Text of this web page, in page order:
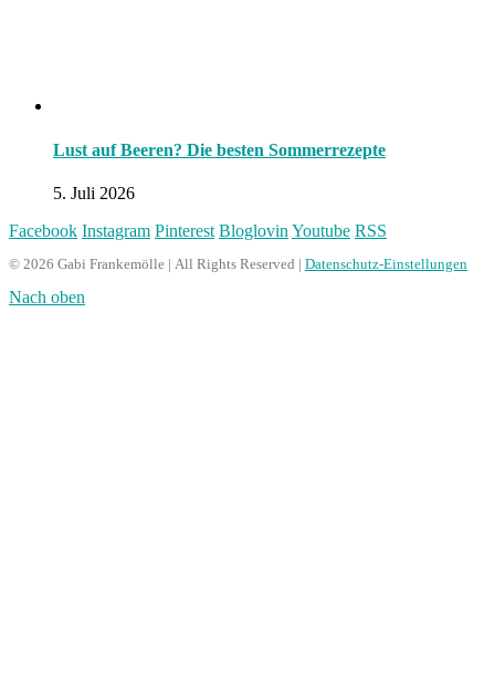
Lust auf Beeren? Die besten Sommerrezepte
5. Juli 2026
Facebook Instagram Pinterest Bloglovin Youtube RSS
© 2026 Gabi Frankemölle | All Rights Reserved | Datenschutz-Einstellungen
Nach oben